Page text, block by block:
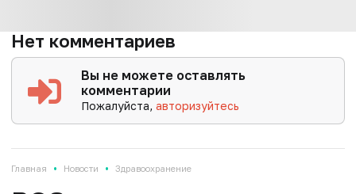
Нет комментариев
Вы не можете оставлять
комментарии
Пожалуйста,авторизуйтесь
Главная • Новости • Здравоохранение